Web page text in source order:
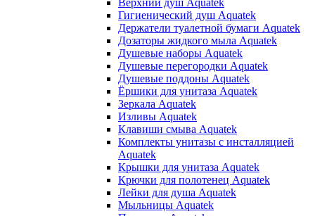
Верхний душ Aquatek
Гигиенический душ Aquatek
Держатели туалетной бумаги Aquatek
Дозаторы жидкого мыла Aquatek
Душевые наборы Aquatek
Душевые перегородки Aquatek
Душевые поддоны Aquatek
Ёршики для унитаза Aquatek
Зеркала Aquatek
Изливы Aquatek
Клавиши смыва Aquatek
Комплекты унитазы с инсталляцией
Aquatek
Крышки для унитаза Aquatek
Крючки для полотенец Aquatek
Лейки для душа Aquatek
Мыльницы Aquatek